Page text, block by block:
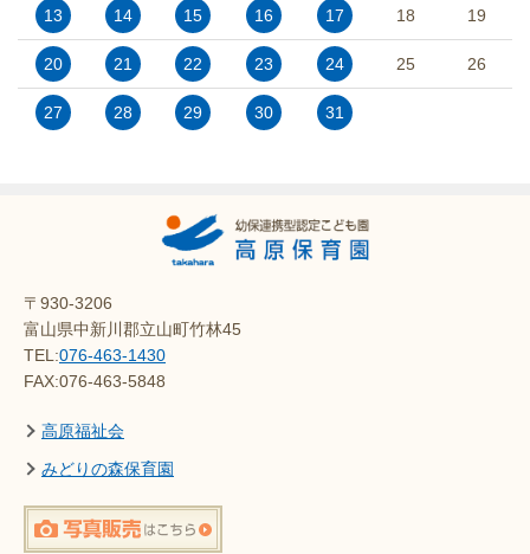
13 14 15 16 17 18 19
20 21 22 23 24 25 26
27 28 29 30 31
〒930-3206
富山県中新川郡立山町竹林45
TEL:076-463-1430
FAX:076-463-5848
高原福祉会
みどりの森保育園